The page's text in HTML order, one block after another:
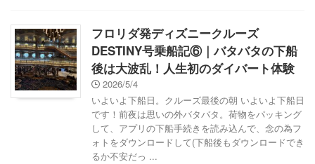
フロリダ発ディズニークルーズ
DESTINY号乗船記⑥｜バタバタの下船
後は大波乱！人生初のダイバート体験
2026/5/4
いよいよ下船日。クルーズ最後の朝 いよいよ下船日
です！前夜は思いの外バタバタ。荷物をパッキング
して、アプリの下船手続きを読み込んで、念の為フ
ォトをダウンロードして(下船後もダウンロードでき
るか不安だっ ...